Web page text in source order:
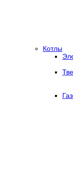
Котлы